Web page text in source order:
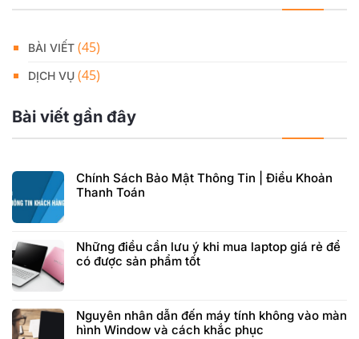
BÀI VIẾT (45)
DỊCH VỤ (45)
Bài viết gần đây
Chính Sách Bảo Mật Thông Tin | Điều Khoản
Thanh Toán
Những điều cần lưu ý khi mua laptop giá rẻ để
có được sản phẩm tốt
Nguyên nhân dẫn đến máy tính không vào màn
hình Window và cách khắc phục